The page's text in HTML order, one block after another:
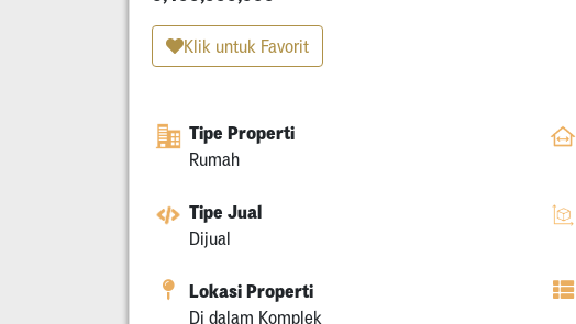
Klik untuk Favorit
Tipe Properti
Rumah
Tipe Jual
Dijual
Lokasi Properti
Di dalam Komplek